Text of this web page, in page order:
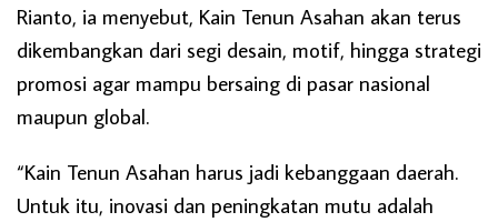
Rianto, ia menyebut, Kain Tenun Asahan akan terus
dikembangkan dari segi desain, motif, hingga strategi
promosi agar mampu bersaing di pasar nasional
maupun global.
“Kain Tenun Asahan harus jadi kebanggaan daerah.
Untuk itu, inovasi dan peningkatan mutu adalah